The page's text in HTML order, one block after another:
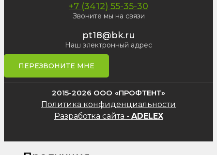
+7 (3412) 55-35-30
Звоните мы на связи
pt18@bk.ru
Наш электронный адрес
ПЕРЕЗВОНИТЕ МНЕ
2015-2026 ООО «ПРОФТЕНТ»
Политика конфиденциальности
Разработка сайта - ADELEX